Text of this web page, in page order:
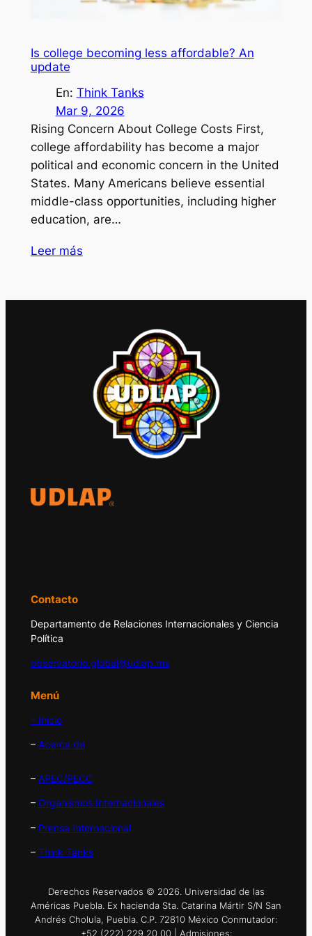
Is college becoming less affordable? An
update
En: Think Tanks
Mar 9, 2026
Rising Concern About College Costs First,
college affordability has become a major
political and economic concern in the United
States. Many Americans believe essential
middle-class opportunities, including higher
education, are…
Leer más
Contacto
Departamento de Relaciones Internacionales y Ciencia
Política
observatorio.global@udlap.mx
Menú
– Inicio
– Acerca de
– APEC/PECC
– Organismos Internacionales
– Prensa Internacional
– Think Tanks
Derechos Reservados © 2026. Universidad de las
Américas Puebla. Ex hacienda Sta. Catarina Mártir S/N San
Andrés Cholula, Puebla. C.P. 72810 México Conmutador:
+52 (222) 229 20 00 | Admisiones: